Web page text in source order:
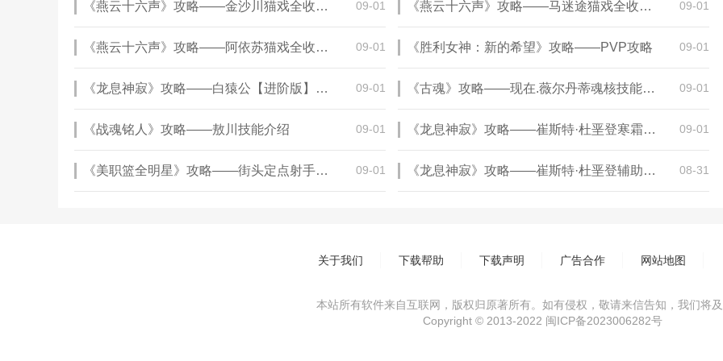
《燕云十六声》攻略——金沙川猫戏全收集攻略 09-01 《燕云十六声》攻略——马迷途猫戏全收集攻略 09-01
《燕云十六声》攻略——阿依苏猫戏全收集攻略 09-01 《胜利女神：新的希望》攻略——PVP攻略 09-01
《龙息神寂》攻略——白猿公【进阶版】无畏队阵容搭配 09-01 《古魂》攻略——现在.薇尔丹蒂魂核技能羁绊分享 09-01
《战魂铭人》攻略——敖川技能介绍 09-01 《龙息神寂》攻略——崔斯特·杜垩登寒霜阵容队友推荐 09-01
《美职篮全明星》攻略——街头定点射手一览 09-01 《龙息神寂》攻略——崔斯特·杜垩登辅助阵容队友推荐 08-31
关于我们 下载帮助 下载声明 广告合作 网站地图
本站所有软件来自互联网，版权归原著所有。如有侵权，敬请来信告知，我们将
Copyright © 2013-2022 闽ICP备2023006282号